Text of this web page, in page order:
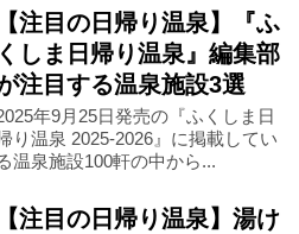
見学 日帰り
家族・子連れ
デート 道の駅
【注目の日帰り温泉】『ふ
くしま日帰り温泉』編集部
注目する温泉施設3選
年9月25日発売の『ふくしま日
り温泉 2025-2026』に掲載してい
温泉施設100軒の中から...
【注目の日帰り温泉】湯け